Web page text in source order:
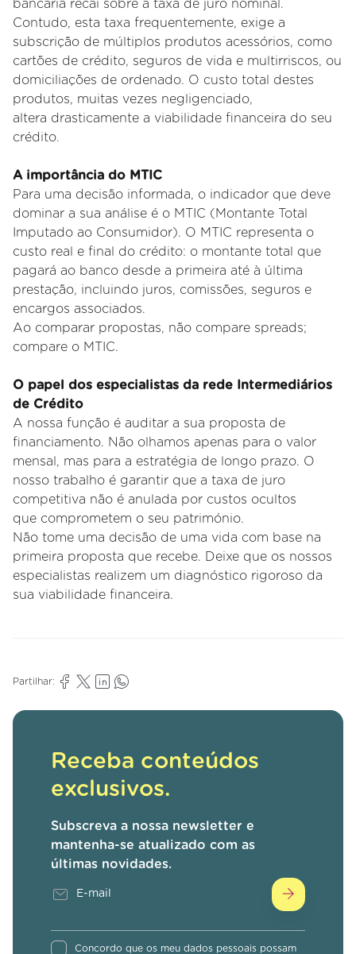
bancária recai sobre a taxa de juro nominal.
Contudo, esta taxa frequentemente, exige a
subscrição de múltiplos produtos acessórios, como
cartões de crédito, seguros de vida e multirriscos, ou
domiciliações de ordenado. O custo total destes
produtos, muitas vezes negligenciado,
altera drasticamente a viabilidade financeira do seu
crédito.
A importância do MTIC
Para uma decisão informada, o indicador que deve
dominar a sua análise é o MTIC (Montante Total
Imputado ao Consumidor). O MTIC representa o
custo real e final do crédito: o montante total que
pagará ao banco desde a primeira até à última
prestação, incluindo juros, comissões, seguros e
encargos associados.
Ao comparar propostas, não compare spreads;
compare o MTIC.
O papel dos especialistas da rede Intermediários
de Crédito
A nossa função é auditar a sua proposta de
financiamento. Não olhamos apenas para o valor
mensal, mas para a estratégia de longo prazo. O
nosso trabalho é garantir que a taxa de juro
competitiva não é anulada por custos ocultos
que comprometem o seu património.
Não tome uma decisão de uma vida com base na
primeira proposta que recebe. Deixe que os nossos
especialistas realizem um diagnóstico rigoroso da
sua viabilidade financeira.
Partilhar:
Receba conteúdos
exclusivos.
Subscreva a nossa newsletter e
mantenha-se atualizado com as
últimas novidades.
Concordo que os meu dados pessoais possam